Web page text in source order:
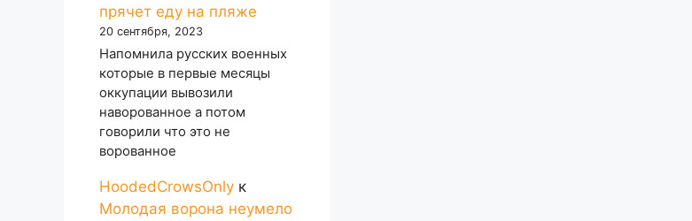
прячет еду на пляже
20 сентября, 2023
Напомнила русских военных
которые в первые месяцы
оккупации вывозили
наворованное а потом
говорили что это не
ворованное
HoodedCrowsOnly к
Молодая ворона неумело